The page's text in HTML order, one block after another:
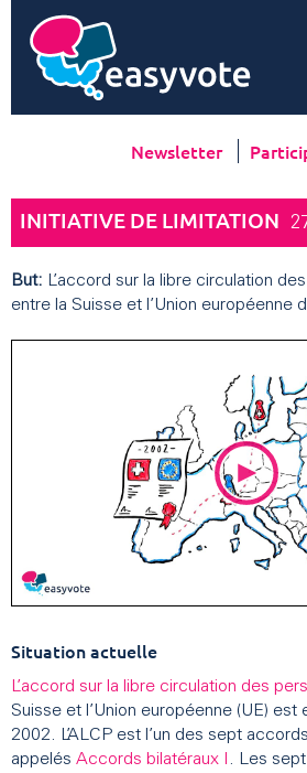
Newsletter
INITIATIVE DE LIMITATION
But: L’accord sur la libre circulation
entre la Suisse et l’Union européenne
Situation actuelle
L’accord sur la libre circulation des
Suisse et l’Union européenne (UE) est
2002. L’ALCP est l’un des sept
appelés Accords bilatéraux I
. Les